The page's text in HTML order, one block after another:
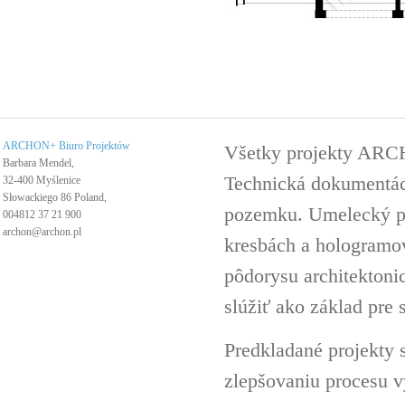
ARCHON+ Biuro Projektów
Barbara Mendel,
32-400 Myślenice
Słowackiego 86 Poland,
004812 37 21 900
archon@archon.pl
Všetky projekty
Technická
pozemku. Umelecký
kresbách a
pôdorysu
slúžiť ako základ pre
Predkladané
zlepšovaniu procesu